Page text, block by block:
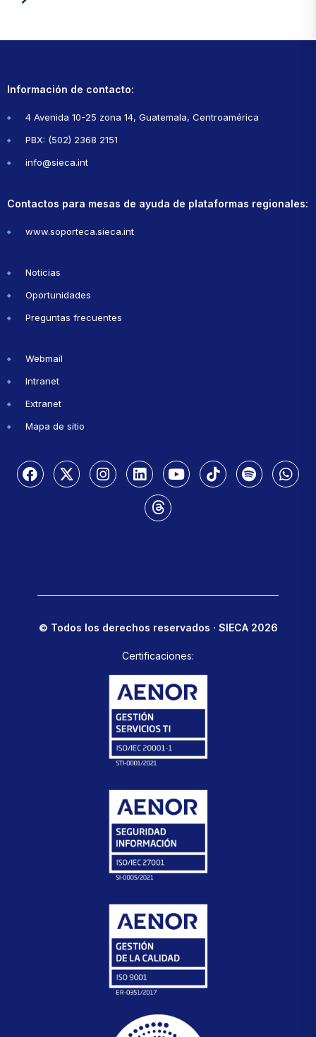
Información de contacto:
4 Avenida 10-25 zona 14, Guatemala, Centroamérica
PBX: (502) 2368 2151
info@sieca.int
Contactos para mesas de ayuda de plataformas regionales:
www.soporteca.sieca.int
Noticias
Oportunidades
Preguntas frecuentes
Webmail
Intranet
Extranet
Mapa de sitio
© Todos los derechos reservados · SIECA 2026
Certificaciones: